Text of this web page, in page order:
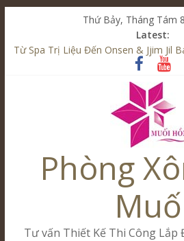
Thứ Bảy, Tháng Tám
Latest:
Từ Spa Trị Liệu Đến Onsen & Jjim Jil
Kết Hợp Onsen & Jjim Jil Bang Trong
Cham Riverside Onsen & Jjim Jil Bang
Spa Jjim Jil Bang Kết Hợp Onsen –
Tăng Doanh Số Kinh Doanh Lắp Đặt
Muối Hồng Group
Phòng
Tư vấn Thiết Kế Thi Công